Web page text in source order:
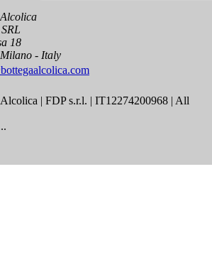
18
- Italy
| FDP s.r.l. | IT12274200968 | All